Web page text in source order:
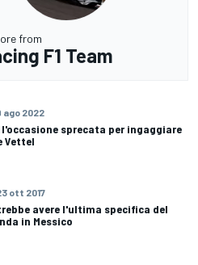
from
F1 Team
ago 2022
l'occasione sprecata per ingaggiare
Vettel
ott 2017
avere l'ultima specifica del
in Messico